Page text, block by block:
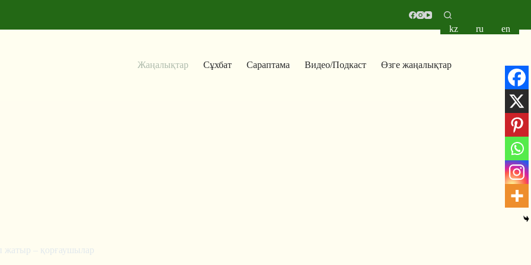
Жаңалықтар Сұхбат Сараптама Видео/Подкаст Өзге жаңалықтар
kz ru en
жатыр – қорғаушылар